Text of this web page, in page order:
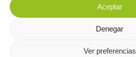
Aceptar
Denegar
Ver preferencias